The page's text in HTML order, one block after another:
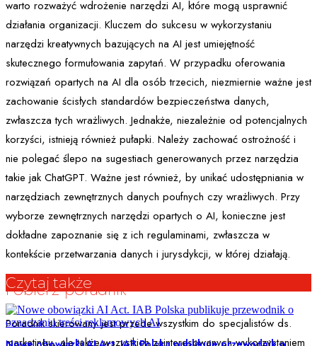
warto rozważyć wdrożenie narzędzi AI, które mogą usprawnić
działania organizacji. Kluczem do sukcesu w wykorzystaniu
narzędzi kreatywnych bazujących na AI jest umiejętność
skutecznego formułowania zapytań. W przypadku oferowania
rozwiązań opartych na AI dla osób trzecich, niezmiernie ważne jest
zachowanie ścisłych standardów bezpieczeństwa danych,
zwłaszcza tych wrażliwych. Jednakże, niezależnie od potencjalnych
korzyści, istnieją również pułapki. Należy zachować ostrożność i
nie polegać ślepo na sugestiach generowanych przez narzędzia
takie jak ChatGPT. Ważne jest również, by unikać udostępniania w
narzędziach zewnętrznych danych poufnych czy wrażliwych. Przy
wyborze zewnętrznych narzędzi opartych o AI, konieczne jest
dokładne zapoznanie się z ich regulaminami, zwłaszcza w
kontekście przetwarzania danych i jurysdykcji, w której działają.
Pobierz poradnik
Poradnik skierowany jest przede wszystkim do specjalistów ds.
marketingu, ale także wszystkich zainteresowanych wykorzystaniem
Czytaj także